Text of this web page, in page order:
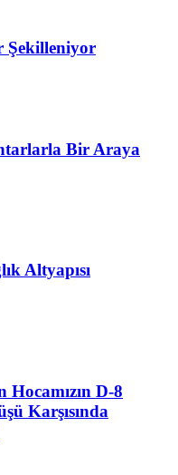
Şekilleniyor
Bir Araya
Altyapısı
Hocamızın D-8
Karşısında